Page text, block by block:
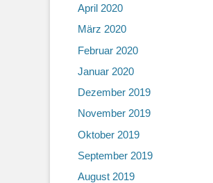
April 2020
März 2020
Februar 2020
Januar 2020
Dezember 2019
November 2019
Oktober 2019
September 2019
August 2019